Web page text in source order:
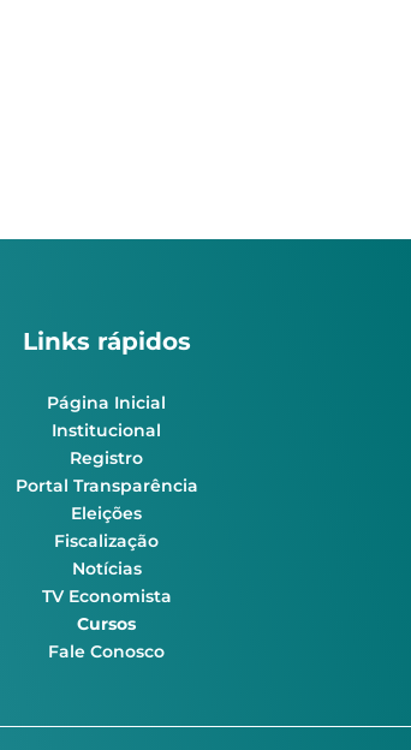
Links rápidos
Página Inicial
Institucional
Registro
Portal Transparência
Eleições
Fiscalização
Notícias
TV Economista
Cursos
Fale Conosco